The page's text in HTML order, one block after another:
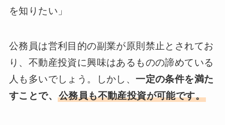
を知りたい」
公務員は営利目的の副業が原則禁止とされてお
り、不動産投資に興味はあるものの諦めている
人も多いでしょう。しかし、一定の条件を満た
すことで、 公務員も不動産投資が可能です。